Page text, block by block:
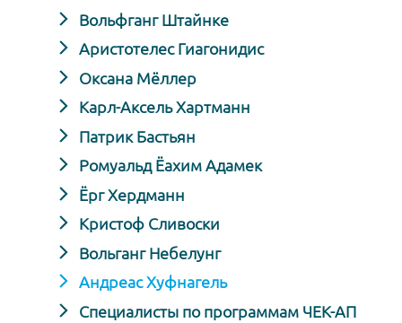
Вольфганг Штайнке
Аристотелес Гиагонидис
Оксана Мёллер
Карл-Аксель Хартманн
Патрик Бастьян
Ромуальд Ёахим Адамек
Ёрг Хердманн
Кристоф Сливоски
Вольганг Небелунг
Андреас Хуфнагель
Специалисты по программам ЧЕК-АП